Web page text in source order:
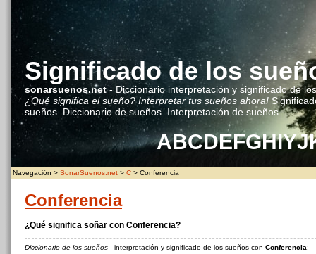
Significado de los
sonarsuenos.net- Diccionario interpretación y significado de
¿Qué significa el sueño? Interpretar tus sueños ahora!
sueños. Diccionario de sueños. Interpretación de sueños.
ABCDEFGHIYJ
Navegación > SonarSuenos.net > C > Conferencia
Conferencia
¿Qué significa soñar con Conferencia?
Diccionario de los sueños - interpretación y significado de los sueños con Conferencia: